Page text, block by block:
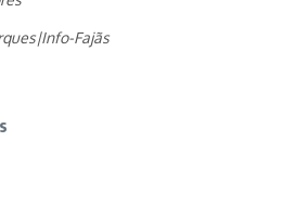
Fajãs